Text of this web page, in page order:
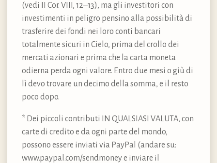
(vedi II Cor. VIII, 12–13), ma gli investitori con
investimenti in peligro pensino alla possibilità di
trasferire dei fondi nei loro conti bancari
totalmente sicuri in Cielo, prima del crollo dei
mercati azionari e prima che la carta moneta
odierna perda ogni valore. Entro due mesi o giù di
lì devo trovare un decimo della somma, e il resto
poco dopo.
* Dei piccoli contributi IN QUALSIASI VALUTA, con
carte di credito e da ogni parte del mondo,
possono essere inviati via PayPal (andare su:
www.paypal.com/sendmoney e inviare il